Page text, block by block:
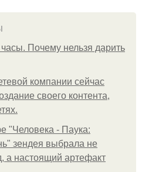
часы. Почему нельзя дарить
компании сейчас
своего контента,
"Человека - Паука:
зендея выбрала не
а настоящий артефакт